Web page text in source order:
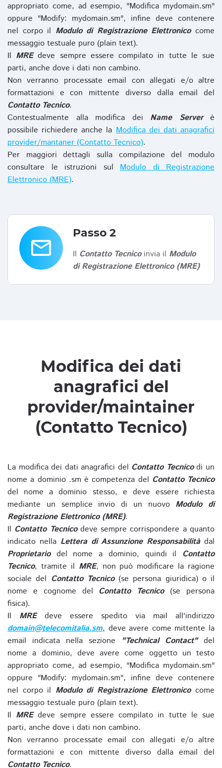
appropriato come, ad esempio, "Modifica mydomain.sm"
oppure "Modify: mydomain.sm", infine deve contenere
nel corpo il Modulo di Registrazione Elettronicocome
messaggio testuale puro (plain text).
Il MREdeve sempre essere compilato in tutte le sue
parti, anche dove i dati non cambino.
Non verranno processate email con allegati e/o altre
formattazioni e con mittente diverso dalla email del
Contatto Tecnico.
Contestualmente alla modifica dei Name Serverè
possibile richiedere anche laModifica dei dati anagrafici
provider/mantaner (Contatto Tecnico).
Per maggiori dettagli sulla compilazione del modulo
consultare le istruzioni sul Modulo di Registrazione
Elettronico (MRE).
email
Passo 2
Il Contatto Tecnicoinvia il Modulo
di Registrazione Elettronico (MRE)
Modifica dei dati
anagrafici del
provider/maintainer
(Contatto Tecnico)
La modifica dei dati anagrafici del Contatto Tecnicodi un
nome a dominio .sm è competenza del Contatto Tecnico
del nome a dominio stesso, e deve essere richiesta
mediante un semplice invio di un nuovo Modulo di
Registrazione Elettronico (MRE).
Il Contatto Tecnicodeve sempre corrispondere a quanto
indicato nella Lettera di Assunzione Responsabilitàdal
Proprietariodel nome a dominio, quindi il Contatto
Tecnico, tramite il MRE, non può modificare la ragione
sociale del Contatto Tecnico(se persona giuridica) o il
nome e cognome del Contatto Tecnico(se persona
fisica).
Il MREdeve essere spedito via mail all'indirizzo
domain@telecomitalia.sm, deve avere come mittente la
email indicata nella sezione
"Technical Contact"del
nome a dominio, deve avere come oggetto un testo
appropriato come, ad esempio, "Modifica mydomain.sm"
oppure "Modify: mydomain.sm", infine deve contenere
nel corpo il Modulo di Registrazione Elettronicocome
messaggio testuale puro (plain text).
Il MREdeve sempre essere compilato in tutte le sue
parti, anche dove i dati non cambino.
Non verranno processate email con allegati e/o altre
formattazioni e con mittente diverso dalla email del
Contatto Tecnico.